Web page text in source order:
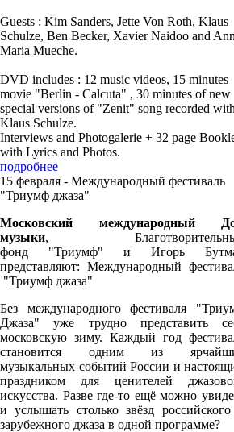
Guests : Kim Sanders, Jette Von Roth, Klaus
Schulze, Ben Becker, Xavier Naidoo and
Maria Mueche.
DVD includes : 12 music videos, 15 minutes
movie "Berlin - Calcuta" , 30 minutes of new
special versions of "Zenit" song recorded with
Klaus Schulze.
Interviews and Photogalerie + 32 page
with Lyrics and Photos.
подробнее
15 февраля - Международный фестиваль
"Триумф джаза"
Московский международный
музыки,
фонд "Триумф" и Игорь
представляют: Международный
"Триумф джаза"
Без международного фестиваля
Джаза" уже трудно представить
московскую зиму. Каждый год
становится одним из
музыкальных событий России и
праздником для ценителей
искусства. Разве где-то ещё можно
и услышать столько звёзд
зарубежного джаза в одной программе?